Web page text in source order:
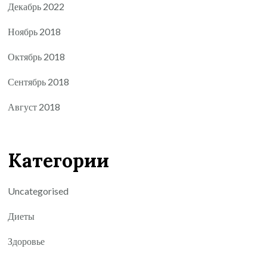
Декабрь 2022
Ноябрь 2018
Октябрь 2018
Сентябрь 2018
Август 2018
Категории
Uncategorised
Диеты
Здоровье